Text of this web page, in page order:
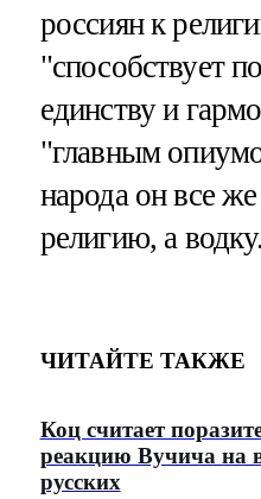
россиян к
"способствует
единству и
"главным
народа он все же
религию, а водку.
ЧИТАЙТЕ ТАКЖЕ
Коц считает
реакцию Вучича на
русских